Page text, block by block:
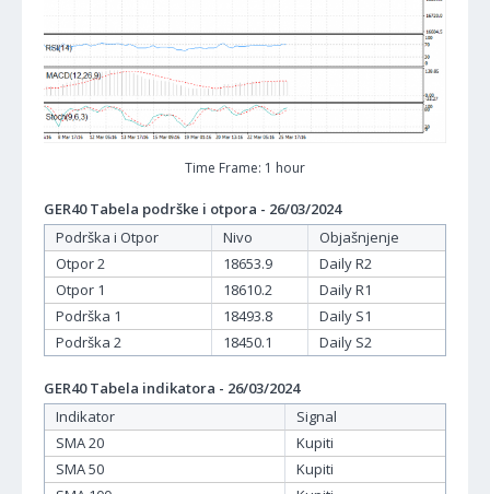
Time Frame: 1 hour
GER40 Tabela podrške i otpora - 26/03/2024
Podrška i Otpor
Nivo
Objašnjenje
Otpor 2
18653.9
Daily R2
Otpor 1
18610.2
Daily R1
Podrška 1
18493.8
Daily S1
Podrška 2
18450.1 Daily S2
GER40 Tabela indikatora - 26/03/2024
Indikator
Signal
SMA 20
Kupiti
SMA 50
Kupiti